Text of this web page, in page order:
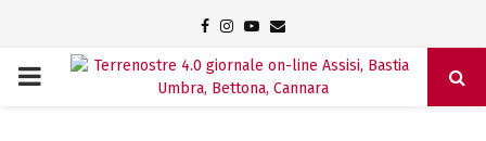
Facebook
Instagram
Youtube
Email
PRIMARY